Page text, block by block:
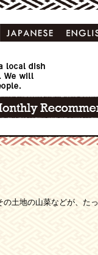
土地の山菜などが、たっ